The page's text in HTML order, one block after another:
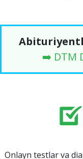
➡️ DTM
Onlayn testlar va